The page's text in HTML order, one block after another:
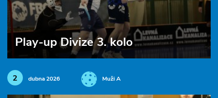
Play-up Divize 3. kolo
2 dubna 2026 Muži A